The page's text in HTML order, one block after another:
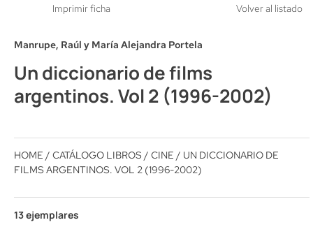
Imprimir ficha Volver al listado
Manrupe, Raúl y María Alejandra Portela
Un diccionario de films
argentinos. Vol 2 (1996-2002)
HOME / CATÁLOGO LIBROS / CINE / UN DICCIONARIO DE
FILMS ARGENTINOS. VOL 2 (1996-2002)
13 ejemplares